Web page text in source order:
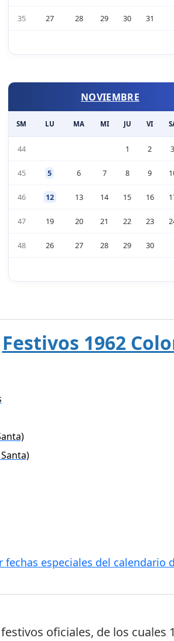
35 27 28 29 30 31
NOVIEMBRE
SM LU MA MI JU VI
44 1 2 3
45 5 6 7 8 9
46 12 13 14 15 16
47 19 20 21 22 23
48 26 27 28 29 30
Festivos 1962
fechas especiales del calendario
festivos oficiales, de los cuales